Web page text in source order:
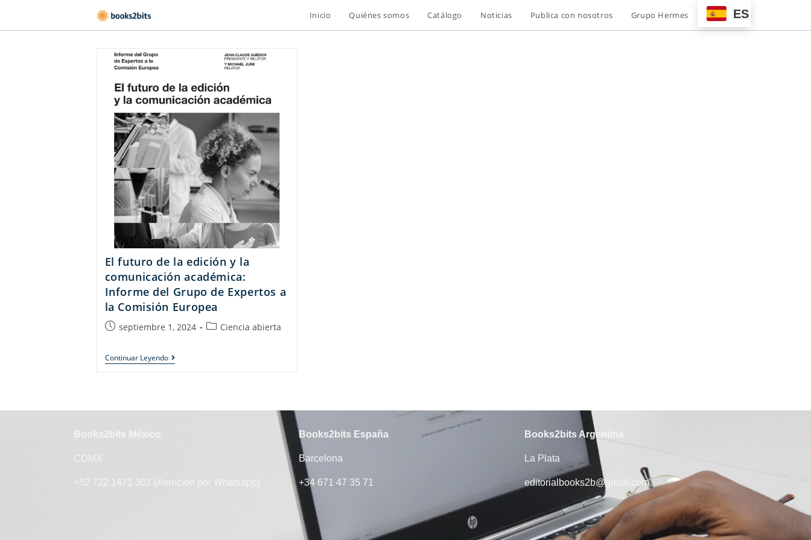
Inicio Quiénes somos Catálogo Noticias Publica con nosotros Grupo Hermes ES
El futuro de la edición y la
comunicación académica:
Informe del Grupo de Expertos a
la Comisión Europea
septiembre 1, 2024 Ciencia abierta
Continuar Leyendo
Books2bits México
CDMX
+52 722 1471 361 (Atención por Whatsapp)
Books2bits​ España
Barcelona
+34 671 47 35 71
Books2bits Argentina
La Plata
editorialbooks2b@gmail.com